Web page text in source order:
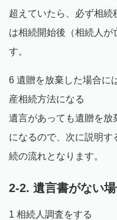
超えていたら、必ず相続
は相続開始後（相続人
す。
6 遺贈を放棄した場合に
産相続方法になる
遺言があっても遺贈を放
になるので、次に説明す
続の流れとなります。
2-2. 遺言書がない
1 相続人調査をする